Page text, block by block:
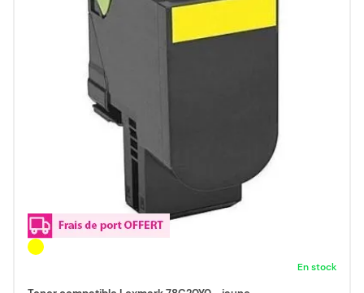
En stock